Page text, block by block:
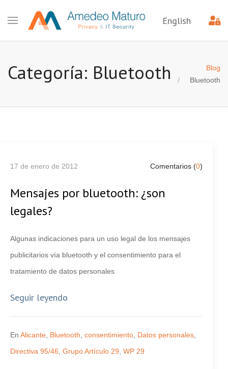
English
Categoría: Bluetooth
Blog
Bluetooth
17 de enero de 2012 Comentarios (0)
Mensajes por bluetooth: ¿son
legales?
Algunas indicaciones para un uso legal de los mensajes
publicitarios vía bluetooth y el consentimiento para el
tratamiento de datos personales
Seguir leyendo
En Alicante Bluetooth consentimiento Datos personales
Directiva 95/46 Grupo Artículo 29 WP 29